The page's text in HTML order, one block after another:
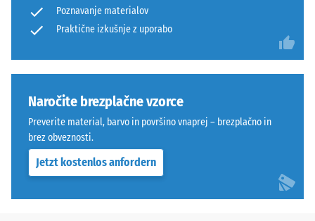
Poznavanje materialov
Praktične izkušnje z uporabo
Naročite brezplačne vzorce
Preverite material, barvo in površino vnaprej – brezplačno in
brez obveznosti.
Jetzt kostenlos anfordern